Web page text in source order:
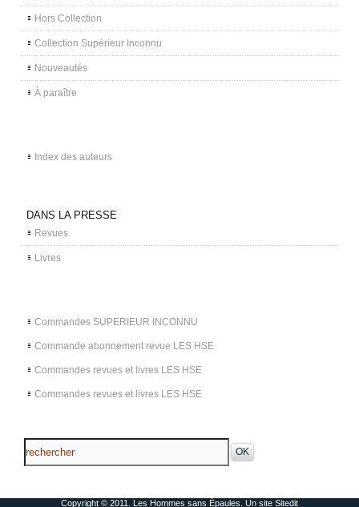
Hors Collection
Collection Supérieur Inconnu
Nouveautés
À paraître
Index des auteurs
DANS LA PRESSE
Revues
Livres
Commandes SUPERIEUR INCONNU
Commande abonnement revue LES HSE
Commandes revues et livres LES HSE
Commandes revues et livres LES HSE
Copyright © 2011. Les Hommes sans Épaules. Un site Sitedit